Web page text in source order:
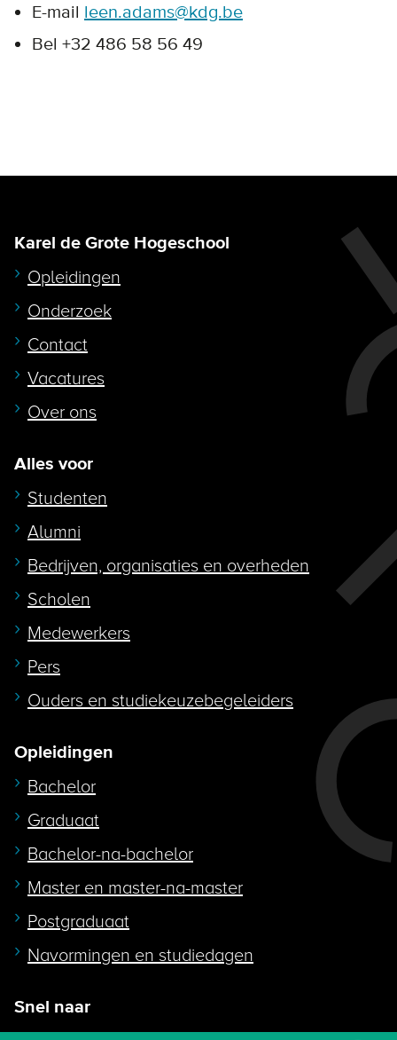
E-mail leen.adams@kdg.be
Bel +32 486 58 56 49
Karel de Grote Hogeschool
Opleidingen
Onderzoek
Contact
Vacatures
Over ons
Alles voor
Studenten
Alumni
Bedrijven, organisaties en overheden
Scholen
Medewerkers
Pers
Ouders en studiekeuzebegeleiders
Opleidingen
Bachelor
Graduaat
Bachelor-na-bachelor
Master en master-na-master
Postgraduaat
Navormingen en studiedagen
Snel naar